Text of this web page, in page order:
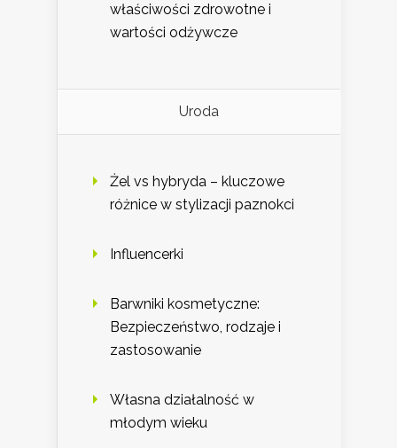
właściwości zdrowotne i
wartości odżywcze
Uroda
Żel vs hybryda – kluczowe
różnice w stylizacji paznokci
Influencerki
Barwniki kosmetyczne:
Bezpieczeństwo, rodzaje i
zastosowanie
Własna działalność w
młodym wieku